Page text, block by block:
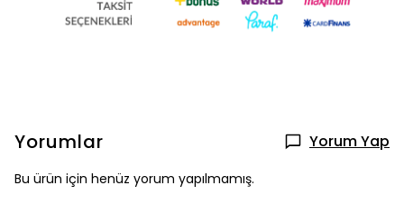
Yorumlar Yorum Yap
Bu ürün için henüz yorum yapılmamış.